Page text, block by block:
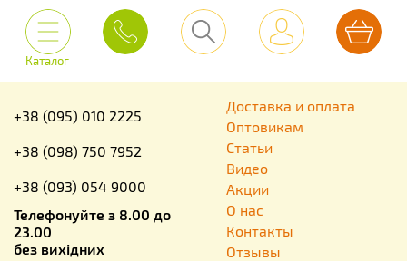
Каталог
+38 (095) 010 2225
+38 (098) 750 7952
+38 (093) 054 9000
Телефонуйте з 8.00 до
23.00
без вихідних
Доставка и оплата
Оптовикам
Статьи
Видео
Акции
О нас
Контакты
Отзывы